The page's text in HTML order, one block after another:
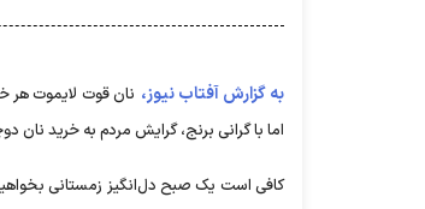
به گزارش آفتاب نیوز، نان قوت لایموت هر
اما با گرانی برنج، گرایش مردم به خرید
کافی است یک صبح دل‌انگیز زمستانی